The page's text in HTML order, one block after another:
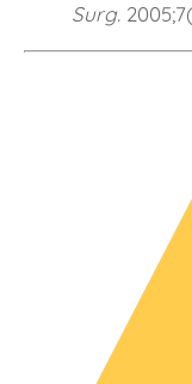
Surg.